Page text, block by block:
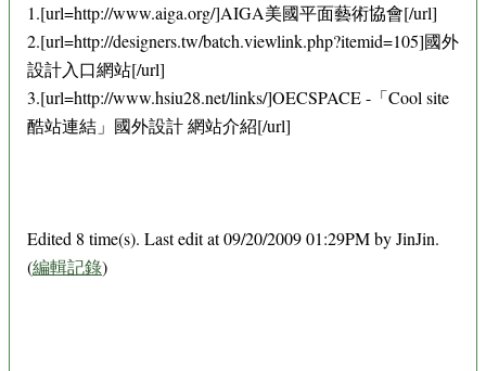
1.[url=http://www.aiga.org/]AIGA美國平面藝術協會[/url]
2.[url=http://designers.tw/batch.viewlink.php?itemid=105]國外
設計入口網站[/url]
3.[url=http://www.hsiu28.net/links/]OECSPACE -「Cool site
酷站連結」國外設計 網站介紹[/url]
Edited 8 time(s). Last edit at 09/20/2009 01:29PM by JinJin.
(編輯記錄)